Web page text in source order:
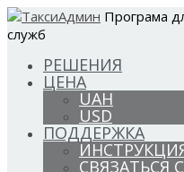
Програма
служб
РЕШЕНИЯ
ЦЕНА
UAH
USD
ПОДДЕРЖКА
СВЯЗАТЬСЯ